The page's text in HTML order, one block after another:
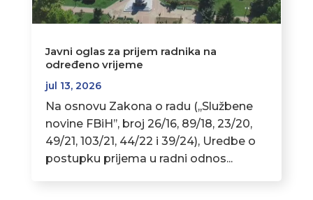
Javni oglas za prijem radnika na
određeno vrijeme
jul 13, 2026
Na osnovu Zakona o radu (,,Službene
novine FBiH’’, broj 26/16, 89/18, 23/20,
49/21, 103/21, 44/22 i 39/24), Uredbe o
postupku prijema u radni odnos...